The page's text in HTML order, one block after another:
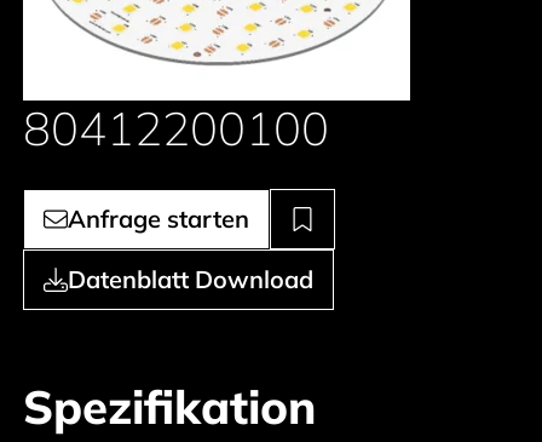
80412200100
Anfrage starten
Datenblatt Download
Spezifikation